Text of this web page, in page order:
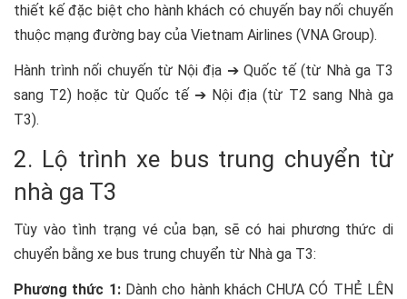
thiết kế đặc biệt cho hành khách có chuyến bay nối chuyến
thuộc mạng đường bay của Vietnam Airlines (VNA Group).
Hành trình nối chuyến từ Nội địa ➔ Quốc tế (từ Nhà ga T3
sang T2) hoặc từ Quốc tế ➔ Nội địa (từ T2 sang Nhà ga
T3).
2. Lộ trình xe bus trung chuyển từ
nhà ga T3
Tùy vào tình trạng vé của bạn, sẽ có hai phương thức di
chuyển bằng xe bus trung chuyển từ Nhà ga T3:
Phương thức 1: Dành cho hành khách CHƯA CÓ THẺ LÊN